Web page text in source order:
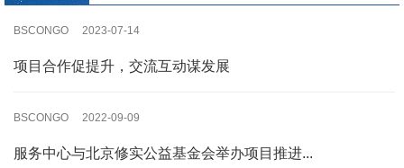
BSCONGO 2023-07-14
项目合作促提升，交流互动谋发展
BSCONGO 2022-09-09
服务中心与北京修实公益基金会举办项目推进...